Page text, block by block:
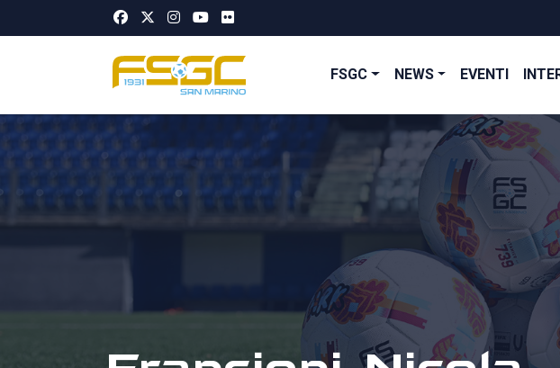
FSGC NEWS EVENTI
Francioni Nicola